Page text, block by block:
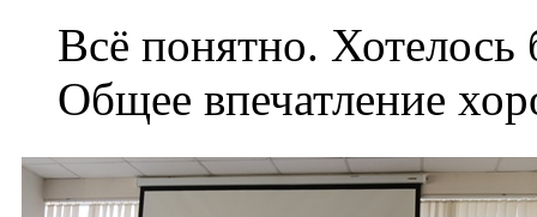
Всё понятно.
Общее впечатление